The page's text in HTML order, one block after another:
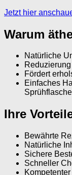
Jetzt hier
Warum
Natürliche
Fördert
Einfaches
Ihre
Bewährte
Natürliche
Sichere
Schneller